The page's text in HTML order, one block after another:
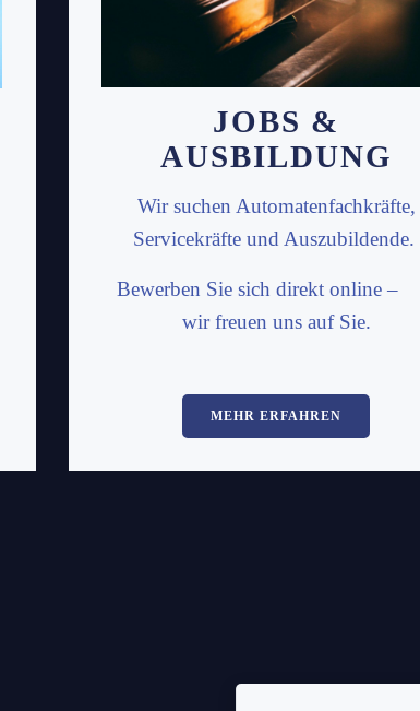
JOBS &
AUSBILDUNG
Wir suchen Automatenfachkräfte,
Servicekräfte und Auszubildende.
Bewerben Sie sich direkt online
wir freuen uns auf Sie.
MEHR ERFAHREN